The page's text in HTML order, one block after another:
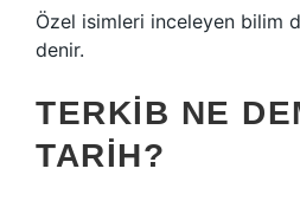
Özel isimleri inceleyen bilim
denir.
TERKIB NE
TARIH?